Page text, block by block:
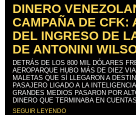
DINERO
CAMPAÑA DE CFK:
DEL INGRESO DE
DE ANTONINI
DETRÁS DE LOS 800 MIL DÓLARES
AEROPARQUE HUBO MÁS DE DIEZ
MALETAS QUE SÍ LLEGARON A
PASAJERO LIGADO A LA
GRANDES MEDIOS PASARON POR
DINERO QUE TERMINABA EN
SEGUIR LEYENDO